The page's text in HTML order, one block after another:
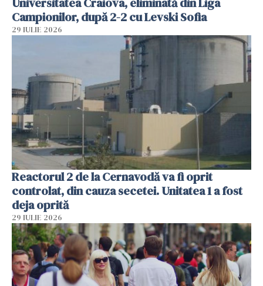
Campionilor, după 2-2 cu Levski Sofia
29 IULIE 2026
Reactorul 2 de la Cernavodă va fi oprit
controlat, din cauza secetei. Unitatea 1 a fost
deja oprită
29 IULIE 2026